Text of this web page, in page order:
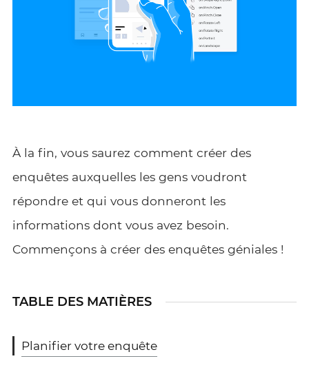
À la fin, vous saurez comment créer des
enquêtes auxquelles les gens voudront
répondre et qui vous donneront les
informations dont vous avez besoin.
Commençons à créer des enquêtes géniales !
TABLE DES MATIÈRES
Planifier votre enquête